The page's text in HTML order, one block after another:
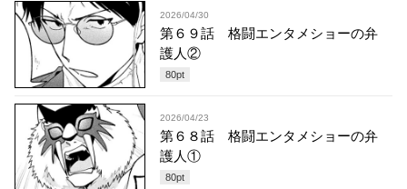
2026/04/30
第６９話 格闘エンタメショーの弁
護人②
80pt
2026/04/23
第６８話 格闘エンタメショーの弁
護人①
80pt